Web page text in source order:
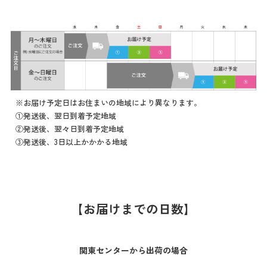
※お届け予定日はお住まいの地域により異なります。
①発送後、翌日到着予定地域
②発送後、翌々日到着予定地域
③発送後、3日以上かかかる地域
【お届けまでの日数】
関東センターから出荷の場合